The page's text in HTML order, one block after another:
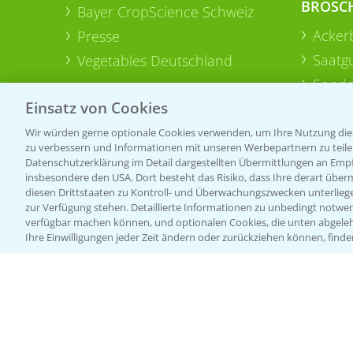
Bayer CropScience Schweiz
Presse
Vegetables Deutschland
Einsatz von Cookies
Wir würden gerne optionale Cookies verwenden, um Ihre Nutzung
zu verbessern und Informationen mit unseren Werbepartnern zu
Datenschutzerklärung im Detail dargestellten Übermittlungen an
insbesondere den USA. Dort besteht das Risiko, dass Ihre derart
diesen Drittstaaten zu Kontroll- und Überwachungszwecken
zur Verfügung stehen. Detaillierte Informationen zu unbedingt
verfügbar machen können, und optionalen Cookies, die unten
Ihre Einwilligungen jeder Zeit ändern oder zurückziehen können,